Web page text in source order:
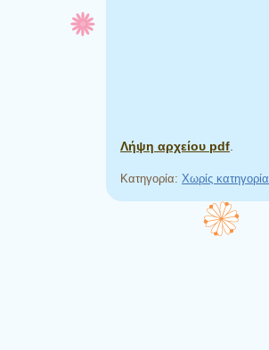
Λήψη αρχείου pdf
Κατηγορία: Χωρίς κατηγορία